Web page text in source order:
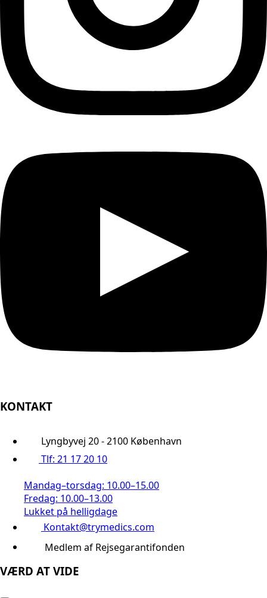
KONTAKT
Lyngbyvej 20 - 2100 København
Tlf: 21 17 20 10
Mandag–torsdag: 10.00–15.00
Fredag: 10.00–13.00
Lukket på helligdage
Kontakt@trymedics.com
Medlem af Rejsegarantifonden
VÆRD AT VIDE